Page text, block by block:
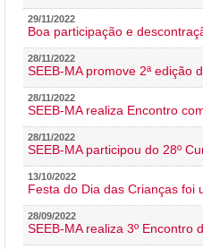
29/11/2022
Boa participação e
28/11/2022
SEEB-MA promove 2ª edição
28/11/2022
SEEB-MA realiza Encontro
28/11/2022
SEEB-MA participou do 28º
13/10/2022
Festa do Dia das Crianças foi
28/09/2022
SEEB-MA realiza 3º Encontro